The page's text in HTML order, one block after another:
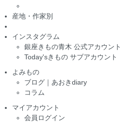
産地・作家別
インスタグラム
銀座きもの青木 公式アカウント
Today'sきもの サブアカウント
よみもの
ブログ｜あおきdiary
コラム
マイアカウント
会員ログイン